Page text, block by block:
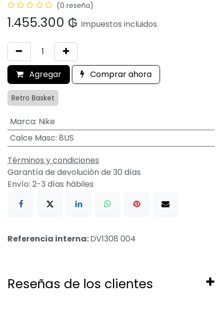
(0 reseña)
1.455.300 ₲ Impuestos incluidos
Agregar Comprar ahora
Retro Basket
Marca: Nike
Calce Masc: 8US
Términos y condiciones
Garantía de devolución de 30 días
Envío: 2-3 días hábiles
Referencia interna:DV1308 004
Reseñas de los clientes